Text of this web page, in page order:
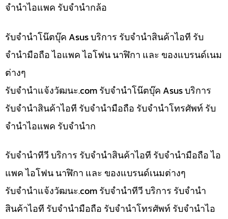
จำนำไอแพค รับจำนำกล้อ
รับจำนำโน๊ตบุ๊ค Asus บริการ รับจำนำสินค้าไอที รับ
จำนำมือถือ ไอแพค ไอโฟน นาฬิกา และ ของแบรนด์เนม
ต่างๆ
รับจํานําแจ้งวัฒนะ.com รับจำนำโน๊ตบุ๊ค Asus บริการ
รับจำนำสินค้าไอที รับจำนำมือถือ รับจำนำโทรศัพท์ รับ
จำนำไอแพค รับจำนำก
รับจำนำทีวี บริการ รับจำนำสินค้าไอที รับจำนำมือถือ ไอ
แพค ไอโฟน นาฬิกา และ ของแบรนด์เนมต่างๆ
รับจํานําแจ้งวัฒนะ.com รับจำนำทีวี บริการ รับจำนำ
สินค้าไอที รับจำนำมือถือ รับจำนำโทรศัพท์ รับจำนำไอ